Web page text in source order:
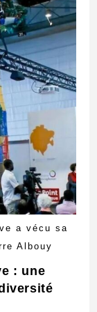
a vécu sa
Albouy
: une